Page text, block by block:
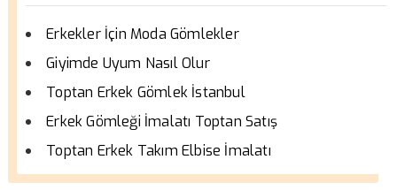
Erkekler İçin Moda Gömlekler
Giyimde Uyum Nasıl Olur
Toptan Erkek Gömlek İstanbul
Erkek Gömleği İmalatı Toptan Satış
Toptan Erkek Takım Elbise İmalatı